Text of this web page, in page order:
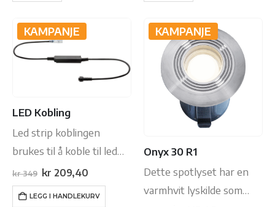
KAMPANJE
LED Kobling
Led strip koblingen
brukes til å koble til led
stripen. Led-stripen har
et koblingspunkt for led
kr349 Opprinnelig
var:
kr 349.
kr 209,40Nåværende
er:
kr 209,40.
LEGG I HANDLEKURV
KAMPANJE
Onyx 30 R1
Dette spotlyset har en
varmhvit lyskilde som